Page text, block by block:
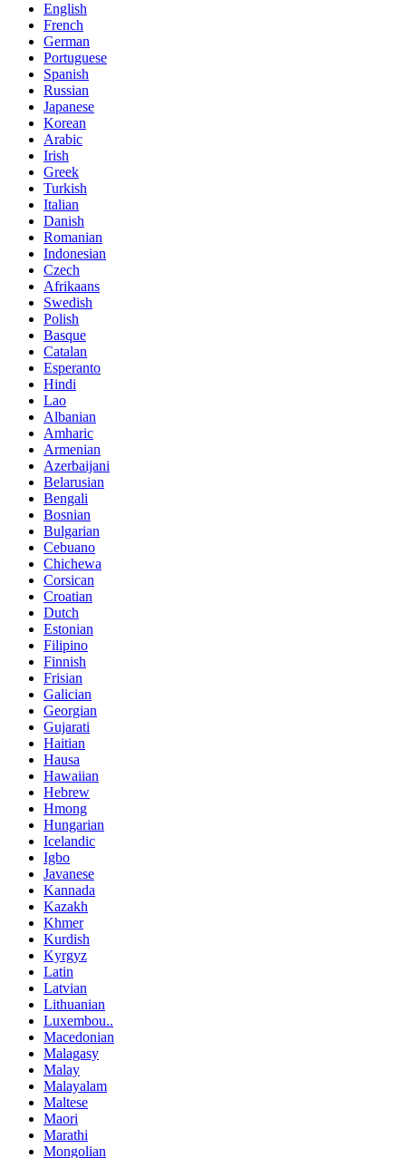
English
French
German
Portuguese
Spanish
Russian
Japanese
Korean
Arabic
Irish
Greek
Turkish
Italian
Danish
Romanian
Indonesian
Czech
Afrikaans
Swedish
Polish
Basque
Catalan
Esperanto
Hindi
Lao
Albanian
Amharic
Armenian
Azerbaijani
Belarusian
Bengali
Bosnian
Bulgarian
Cebuano
Chichewa
Corsican
Croatian
Dutch
Estonian
Filipino
Finnish
Frisian
Galician
Georgian
Gujarati
Haitian
Hausa
Hawaiian
Hebrew
Hmong
Hungarian
Icelandic
Igbo
Javanese
Kannada
Kazakh
Khmer
Kurdish
Kyrgyz
Latin
Latvian
Lithuanian
Luxembou..
Macedonian
Malagasy
Malay
Malayalam
Maltese
Maori
Marathi
Mongolian